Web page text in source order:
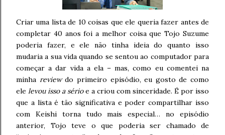
Criar uma lista de 10 coisas que ele queria fazer antes de
completar 40 anos foi a melhor coisa que Tojo Suzume
poderia fazer, e ele não tinha ideia do quanto isso
mudaria a sua vida quando se sentou ao computador para
começar a dar vida a ela – mas, como eu comentei na
minha reviewdo primeiro episódio, eu gosto de como
ele levou isso a sérioe a criou com sinceridade. É por isso
que a lista é tão significativa e poder compartilhar isso
com Keishi torna tudo mais especial… no episódio
anterior, Tojo teve o que poderia ser chamado de